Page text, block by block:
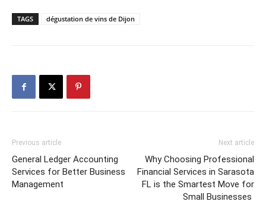
TAGS dégustation de vins de Dijon
Previous article
General Ledger Accounting
Services for Better Business
Management
Next article
Why Choosing Professional
Financial Services in Sarasota
FL is the Smartest Move for
Small Businesses